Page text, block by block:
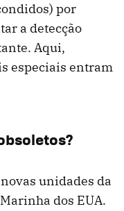
por
a detecção
Aqui,
especiais entram
unidades da
dos EUA.